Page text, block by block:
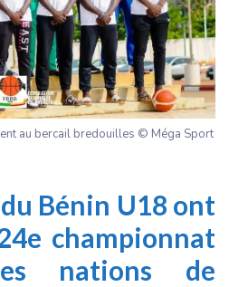
au bercail bredouilles © Méga Sport
Bénin U18 ont
championnat
nations de